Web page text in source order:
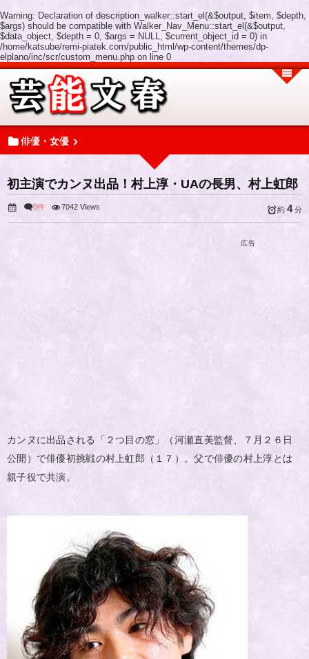
Warning: Declaration of description_walker::start_el(&$output, $item, $depth,
$args) should be compatible with Walker_Nav_Menu::start_el(&$output,
$data_object, $depth = 0, $args = NULL, $current_object_id = 0) in
/home/katsube/remi-piatek.com/public_html/wp-content/themes/dp-
elplano/inc/scr/custom_menu.php on line 0
俳優・女優
初主演でカンヌ出品！村上淳・UAの長男、村上虹郎
0件 7042 Views 約 4分
広告
カンヌに出品される「２つ目の窓」（河瀬直美監督、７月２６日
公開）で俳優初挑戦の村上虹郎（１７）。父で俳優の村上淳とは
親子役で共演。